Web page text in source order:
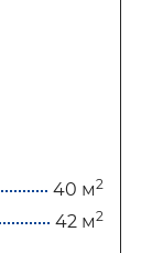
40 м2
42 м2